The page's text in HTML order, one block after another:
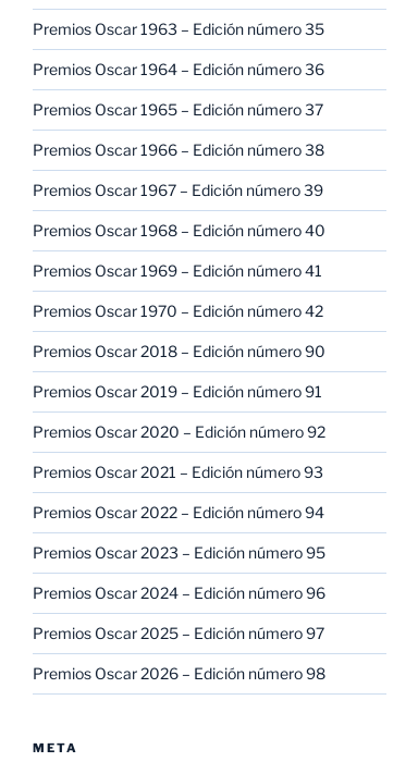
Premios Oscar 1963 – Edición número 35
Premios Oscar 1964 – Edición número 36
Premios Oscar 1965 – Edición número 37
Premios Oscar 1966 – Edición número 38
Premios Oscar 1967 – Edición número 39
Premios Oscar 1968 – Edición número 40
Premios Oscar 1969 – Edición número 41
Premios Oscar 1970 – Edición número 42
Premios Oscar 2018 – Edición número 90
Premios Oscar 2019 – Edición número 91
Premios Oscar 2020 – Edición número 92
Premios Oscar 2021 – Edición número 93
Premios Oscar 2022 – Edición número 94
Premios Oscar 2023 – Edición número 95
Premios Oscar 2024 – Edición número 96
Premios Oscar 2025 – Edición número 97
Premios Oscar 2026 – Edición número 98
META